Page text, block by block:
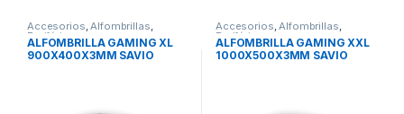
Accesorios,Alfombrillas,
Periféricos
ALFOMBRILLA GAMING XL
900X400X3MM SAVIO
Accesorios,Alfombrillas,
Periféricos
ALFOMBRILLA GAMING XXL
1000X500X3MM SAVIO